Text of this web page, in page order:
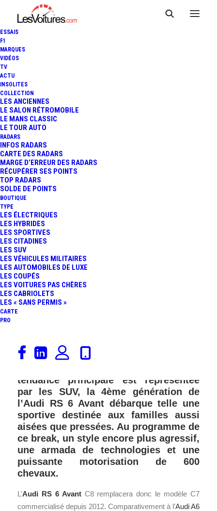
ESSAIS
F1
MARQUES
VIDÉOS
TV
ACTU
INSOLITES
COLLECTION
LES ANCIENNES
LE SALON RÉTROMOBILE
LE MANS CLASSIC
LE TOUR AUTO
RADARS
INFOS RADARS
CARTE DES RADARS
MARGE D’ERREUR DES RADARS
RÉCUPÉRER SES POINTS
TOP RADARS
SOLDE DE POINTS
BOUTIQUE
TYPE
LES ÉLECTRIQUES
LES HYBRIDES
LES SPORTIVES
LES CITADINES
LES SUV
LES VÉHICULES MILITAIRES
LES AUTOMOBILES DE LUXE
LES COUPÉS
LES VOITURES PAS CHÈRES
LES CABRIOLETS
LES « SANS PERMIS »
CARTE
PRO
POUR LA NOUVELLE
SPORTIVE FAMILIALE
6 Minutes
C’est peut-être la nouveauté la plus
attendue de l’été voire de l’année. Sur
tendance principale est représentée
par les SUV, la 4ème génération de
l’Audi RS 6 Avant débarque telle une
sportive destinée aux familles aussi
aisées que pressées. Au programme de
ce break, un style encore plus agressif,
une armada de technologies et une
puissante motorisation de 600
chevaux.
L’Audi RS 6 AvantC8 remplacera donc le modèle C7
commercialisé depuis 2012. Comparativement à l’Audi A6